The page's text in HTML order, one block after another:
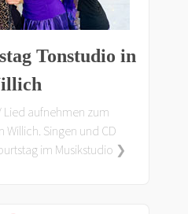
Tonstudio in
Lied aufnehmen zum
Willich. Singen und CD
im Musikstudio ❯